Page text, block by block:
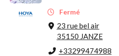
Fermé
23 rue bel air
35150 JANZE
+33299474988